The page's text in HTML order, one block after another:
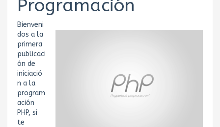
Programación
Bienveni
dos a la
primera
publicaci
ón de
iniciació
n a la
program
ación
PHP, si
te